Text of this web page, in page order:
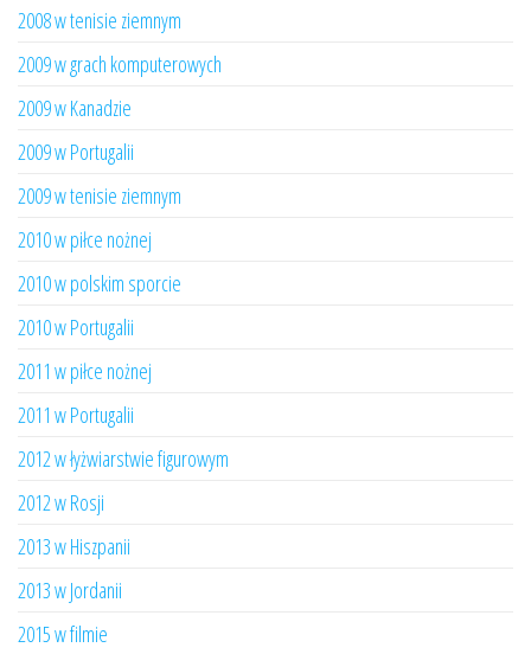
2008 w tenisie ziemnym
2009 w grach komputerowych
2009 w Kanadzie
2009 w Portugalii
2009 w tenisie ziemnym
2010 w piłce nożnej
2010 w polskim sporcie
2010 w Portugalii
2011 w piłce nożnej
2011 w Portugalii
2012 w łyżwiarstwie figurowym
2012 w Rosji
2013 w Hiszpanii
2013 w Jordanii
2015 w filmie